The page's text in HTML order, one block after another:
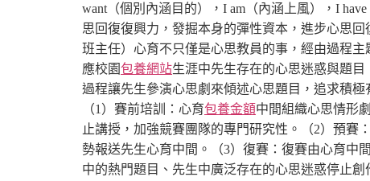
want（個別內涵目的），I am（內涵上風），I
思回復復興力，發掘本身的彈性資本，進步心思
班主任） 心育不只僅是心思教員的事，經由過程主
應校園包養網站生涯中先生存在的心思迷惑與題
過程讓先生參演心思劇來傾述心思題目，追求積
（1）賽前培訓：心育包養金額中間組織心思情形
止講授，加強競賽團隊的專門研究性。
（2）預賽
勢報送先生心育中間。
（3）復賽：復賽由心育中
中的熱門題目、先生中廣泛存在的心思迷惑停止